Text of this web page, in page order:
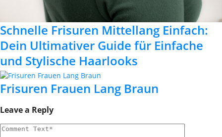
Schnelle Frisuren Mittellang Einfach:
Dein Ultimativer Guide für Einfache
und Stylische Haarlooks
Frisuren Frauen Lang Braun
Leave a Reply